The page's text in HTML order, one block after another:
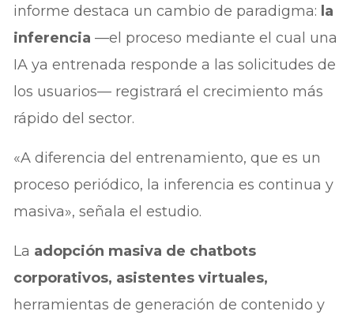
informe destaca un cambio de paradigma: la
inferencia —el proceso mediante el cual una
IA ya entrenada responde a las solicitudes de
los usuarios— registrará el crecimiento más
rápido del sector.
«A diferencia del entrenamiento, que es un
proceso periódico, la inferencia es continua y
masiva», señala el estudio.
La adopción masiva de chatbots
corporativos, asistentes virtuales,
herramientas de generación de contenido y